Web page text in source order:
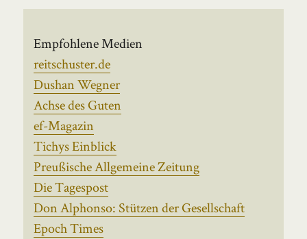
Empfohlene Medien
reitschuster.de
Dushan Wegner
Achse des Guten
ef-Magazin
Tichys Einblick
Preußische Allgemeine Zeitung
Die Tagespost
Don Alphonso: Stützen der Gesellschaft
Epoch Times